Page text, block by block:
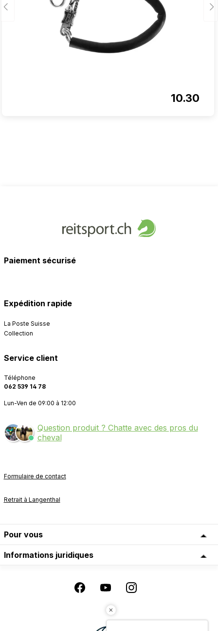
10.30
Paiement sécurisé
Expédition rapide
La Poste Suisse
Collection
Service client
Téléphone
062 539 14 78
Lun-Ven de 09:00 à 12:00
Question produit ? Chatte avec des pros du
cheval
Formulaire de contact
Retrait à Langenthal
Pour vous
Informations juridiques